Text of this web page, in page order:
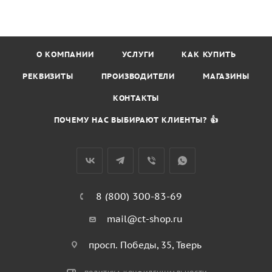
О КОМПАНИИ УСЛУГИ КАК КУПИТЬ
РЕКВИЗИТЫ ПРОИЗВОДИТЕЛИ МАГАЗИНЫ
КОНТАКТЫ
ПОЧЕМУ НАС ВЫБИРАЮТ КЛИЕНТЫ? 👍
8 (800) 300-83-69
mail@ct-shop.ru
просп. Победы, 35, Тверь